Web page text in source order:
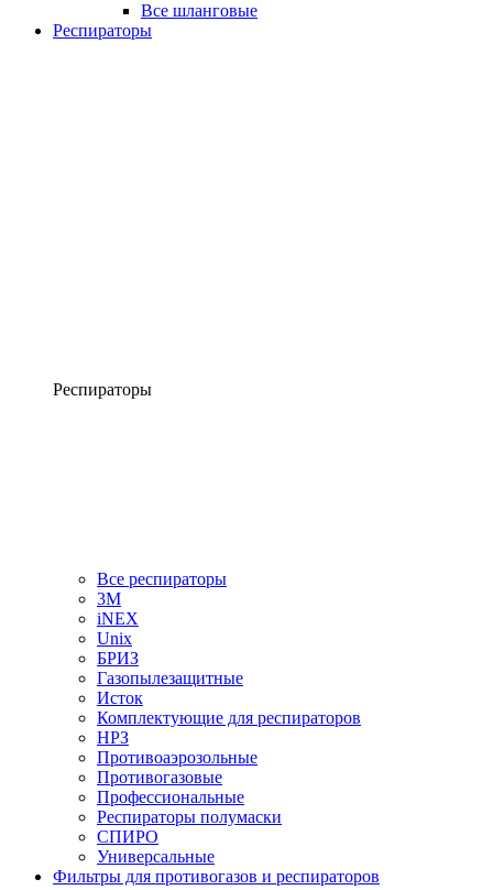
Все шланговые
Респираторы
Респираторы
Все респираторы
3М
iNEX
Unix
БРИЗ
Газопылезащитные
Исток
Комплектующие для респираторов
НРЗ
Противоаэрозольные
Противогазовые
Профессиональные
Респираторы полумаски
СПИРО
Универсальные
Фильтры для противогазов и респираторов